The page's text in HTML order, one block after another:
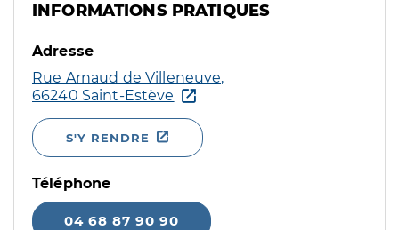
INFORMATIONS PRATIQUES
Adresse
Rue Arnaud de Villeneuve,
66240 Saint-Estève
S'Y RENDRE
Téléphone
04 68 87 90 90